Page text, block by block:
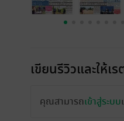
เขียนรีวิวและให้เ
คุณสามารถเข้าสู่ระบบ